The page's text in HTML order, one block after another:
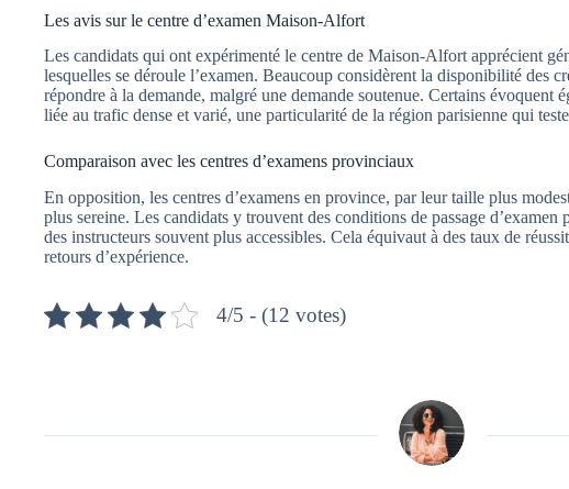
Les avis sur le centre d’examen Maison-Alfort
Les candidats qui ont expérimenté le centre de Maison-Alfort apprécient
lesquelles se déroule l’examen. Beaucoup considèrent la disponibilité des
répondre à la demande, malgré une demande soutenue. Certains évoquent
liée au trafic dense et varié, une particularité de la région parisienne qui
Comparaison avec les centres d’examens provinciaux
En opposition, les centres d’examens en province, par leur taille plus
plus sereine. Les candidats y trouvent des conditions de passage d’examen
des instructeurs souvent plus accessibles. Cela équivaut à des taux de
retours d’expérience.
4/5 - (12 votes)